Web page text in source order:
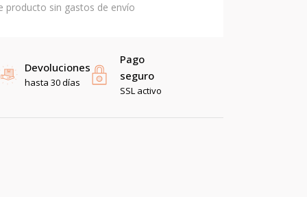
producto sin gastos de envío
Devoluciones
hasta 30 días
Pago
seguro
SSL activo